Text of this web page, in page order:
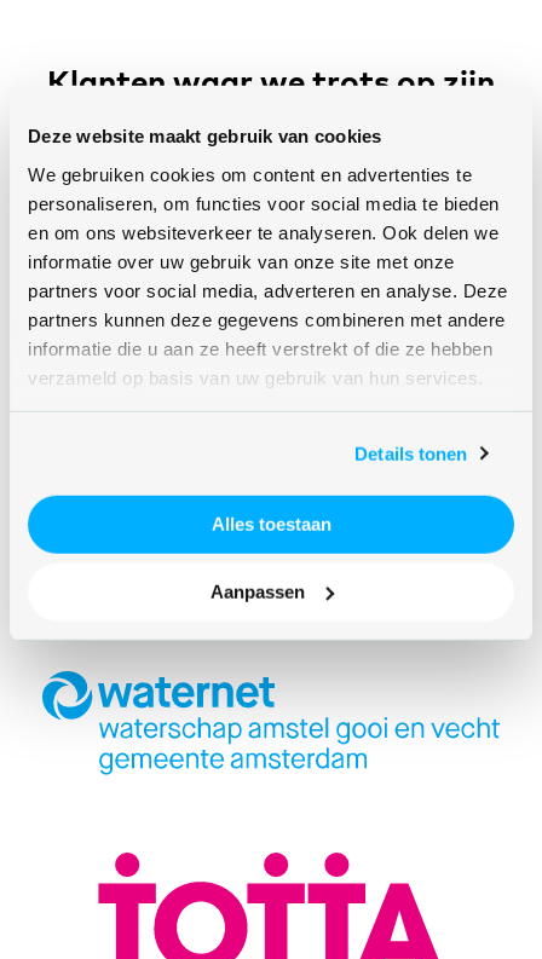
Deze website maakt gebruik van cookies
We gebruiken cookies om content en advertenties te
personaliseren, om functies voor social media te bieden
en om ons websiteverkeer te analyseren. Ook delen we
informatie over uw gebruik van onze site met onze
partners voor social media, adverteren en analyse. Deze
partners kunnen deze gegevens combineren met andere
informatie die u aan ze heeft verstrekt of die ze hebben
verzameld op basis van uw gebruik van hun services.
Details tonen
Alles toestaan
Aanpassen
Klanten waar we trots op zijn
commercieel tot non profit, waaronder: